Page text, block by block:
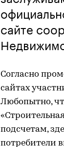
сайте
Согласно
сайтах
Любопытно,
подсчетам,
потребители